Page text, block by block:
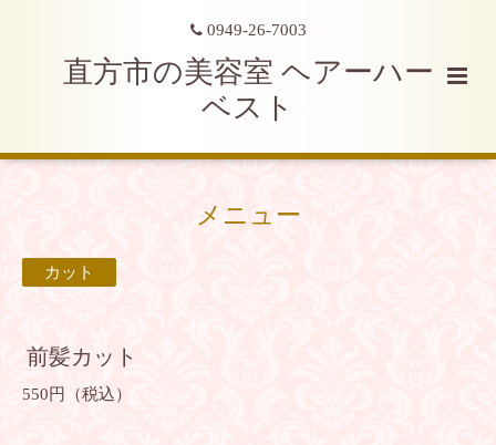
0949-26-7003
直方市の美容室 ヘアーハー
ベスト
メニュー
カット
前髪カット
550円（税込）